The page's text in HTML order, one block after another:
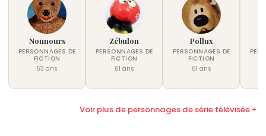
Nounours
PERSONNAGES DE
FICTION
63 ans
Zébulon
PERSONNAGES DE
FICTION
61 ans
Pollux
PERSONNAGES DE
FICTION
61 ans
Voir plus de personnages de série télévisée